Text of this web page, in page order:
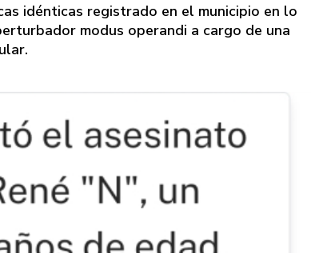
idénticas registrado en el municipio en lo
modus operandi a cargo de una